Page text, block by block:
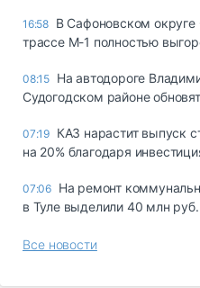
16:58 В Сафоновском округе
трассе М-1 полностью
08:15 На автодороге
Судогодском районе
07:19 КАЗ нарастит выпуск
на 20% благодаря
07:06 На ремонт
в Туле выделили 40 млн руб.
Все новости